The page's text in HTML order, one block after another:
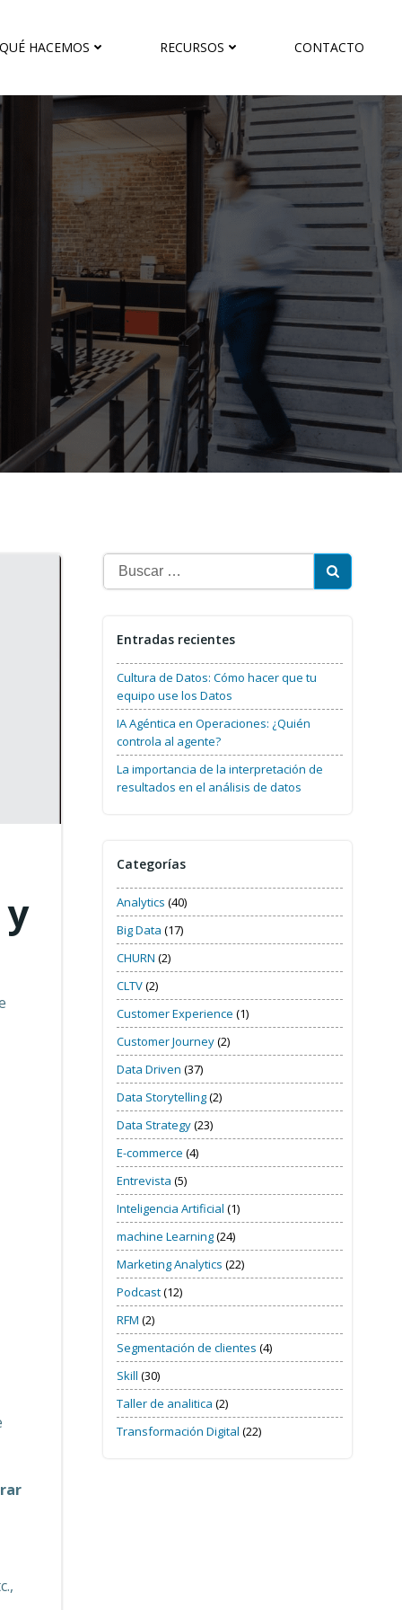
QUÉ HACEMOS RECURSOS CONTACTO
Buscar:
Entradas recientes
Cultura de Datos: Cómo hacer que tu
equipo use los Datos
IA Agéntica en Operaciones: ¿Quién
controla al agente?
La importancia de la interpretación de
resultados en el análisis de datos
Categorías
Analytics (40)
Big Data (17)
CHURN (2)
CLTV(2)
Customer Experience (1)
Customer Journey(2)
Data Driven (37)
Data Storytelling(2)
Data Strategy(23)
E-commerce (4)
Entrevista (5)
Inteligencia Artificial (1)
machine Learning(24)
Marketing Analytics (22)
Podcast(12)
RFM (2)
Segmentación de clientes (4)
Skill (30)
Taller de analitica (2)
Transformación Digital (22)